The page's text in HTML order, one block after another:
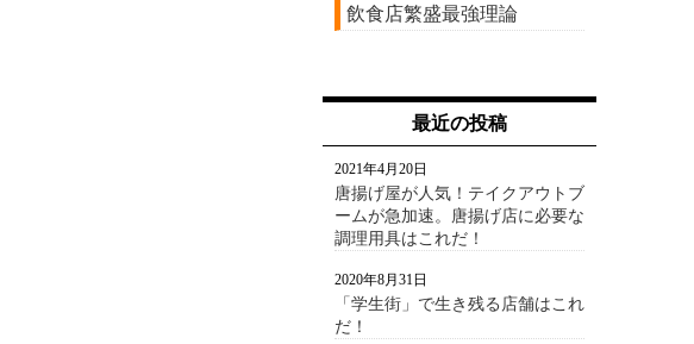
飲食店繁盛最強理論
最近の投稿
唐揚げ屋が人気！テイクアウトブ
ームが急加速。唐揚げ店に必要な
調理用具はこれだ！
2021年4月20日
「学生街」で生き残る店舗はこれ
だ！
2020年8月31日